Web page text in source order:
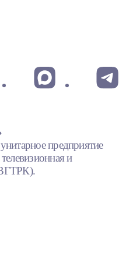
предприятие
и